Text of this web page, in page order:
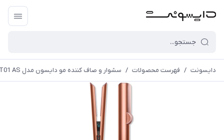
دایسونت / فهرست محصولات / سشوار و صاف کننده مو دایسون مدل Airstrait HT01 AS